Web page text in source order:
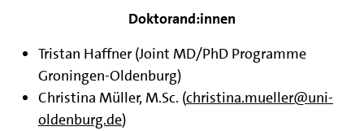
Doktorand:innen
Tristan Haffner (Joint MD/PhD Programme
Groningen-Oldenburg)
Christina Müller, M.Sc. (christina.mueller@uni-
oldenburg.de)